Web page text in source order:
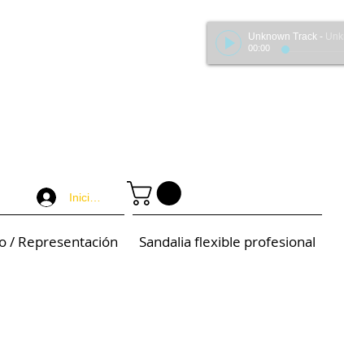
Unknown Track -
00:00
Iniciar sesión
/ Representación Sandalia flexible profesional